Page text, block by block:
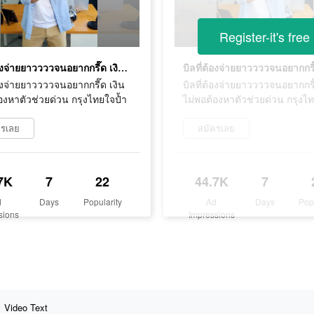
บิลที่ต้องจ่ายยาววววจนอยากกรี๊ด เงินไม่พอต้องหาตัวช่วยด่วน กรุงไทยใจป้ำ
ายยาววววจนอยากกรี๊ด เงิน
หาตัวช่วยด่วน กรุงไทยใจป้ำ
เลย
7
Days
22
Popularity
บิลที่ต้องจ่ายยาววววจนอยากก
ไม่พอต้องหาตัวช่วยด่วน กรุงไ
สมัครเลย
44.7K
Ad
Impressions
7
Days
Register-it's free
Video Text